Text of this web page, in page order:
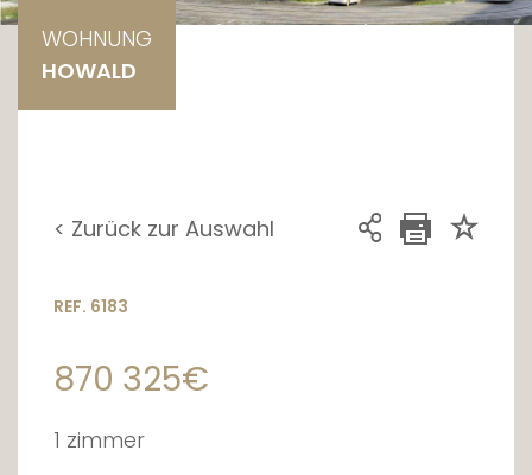
WOHNUNG
HOWALD
< Zurück zur Auswahl
REF. 6183
870 325€
1 zimmer